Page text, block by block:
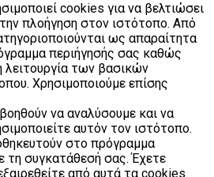
cookies για να βελτιώσει
πλοήγηση στον ιστότοπο. Από
ως απαραίτητα
περιήγησής σας καθώς
λειτουργία των βασικών
Χρησιμοποιούμε επίσης
να αναλύσουμε και να
αυτόν τον ιστότοπο.
στο πρόγραμμα
τη συγκατάθεσή σας. Έχετε
από αυτά τα cookies.